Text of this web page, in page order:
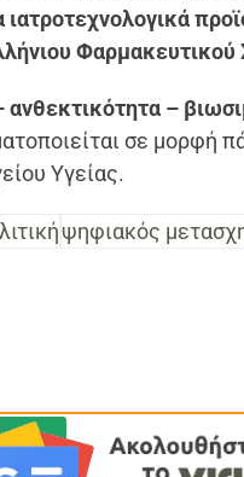
Φαρμακευτικού
–
σε
Υγείας.
ψηφιακός